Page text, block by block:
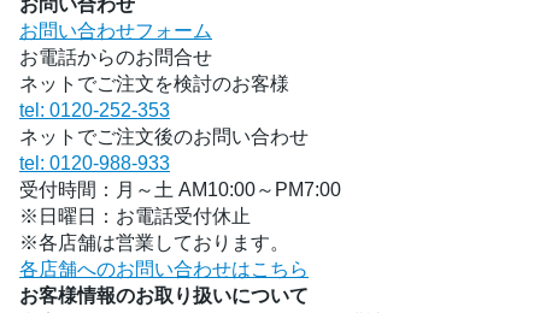
お問い合わせ
お問い合わせフォーム
お電話からのお問合せ
ネットでご注文を検討のお客様
tel: 0120-252-353
ネットでご注文後のお問い合わせ
tel: 0120-988-933
受付時間：月～土 AM10:00～PM7:00
※日曜日：お電話受付休止
※各店舗は営業しております。
各店舗へのお問い合わせはこちら
お客様情報のお取り扱いについて